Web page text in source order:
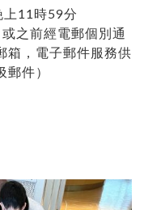
11時59分
之前經電郵個別通
箱，電子郵件服務供
郵件）